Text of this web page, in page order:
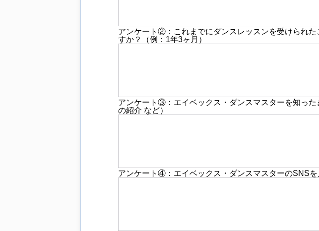
アンケート②：これまでにダンスレッスンを受けられ
すか？（例：1年3ヶ月）
アンケート③：エイベックス・ダンスマスターを知っ
の紹介 など）
アンケート④：エイベックス・ダンスマスターのSNSを